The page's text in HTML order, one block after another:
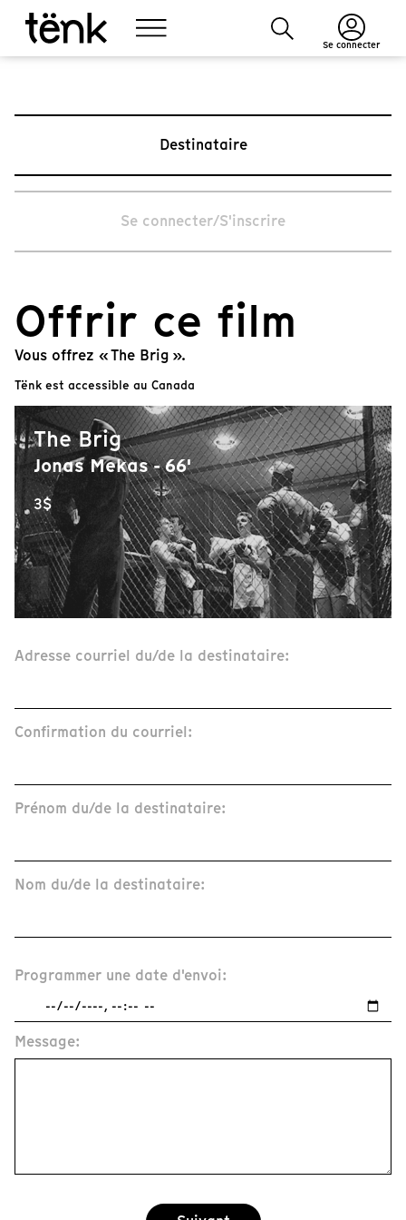
Se connecter
Destinataire
Se connecter/S'inscrire
Offrir ce film
Vous offrez « The Brig ».
Tënk est accessible au Canada
The Brig
Jonas Mekas - 66'
3$
Adresse courriel du/de la destinataire:
Confirmation du courriel:
Prénom du/de la destinataire:
Nom du/de la destinataire:
Programmer une date d'envoi:
Message: